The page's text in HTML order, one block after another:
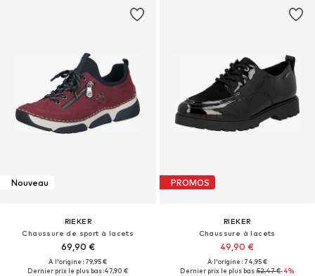
Nouveau
RIEKER
Chaussure de sport à lacets
69,90 €
À l'origine : 79,95 €
Dernier prix le plus bas :47,90 €
PROMOS
RIEKER
Chaussure à lacets
49,90 €
À l'origine : 74,95 €
Dernier prix le plus bas :52,47 €-4%